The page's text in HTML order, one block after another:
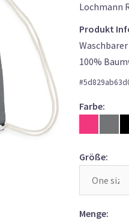
Lochmann
Produkt
100%
#
Farbe:
Größe:
Menge: